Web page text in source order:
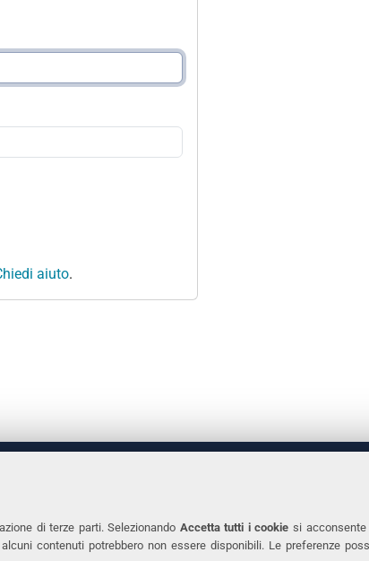
di terze parti. Selezionando Accetta tutti i cookie si acconsente
contenuti potrebbero non essere disponibili. Le preferenze
aiuto.
Tel. +39 0532 293111
Fax. +39 0532 293031